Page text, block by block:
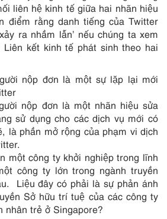
liên hệ kinh tế giữa hai nhãn hiệu
điểm rằng danh tiếng của Twitter
ra nhầm lẫn’ nếu chúng ta xem
kết kinh tế phát sinh theo hai
nộp đơn là một sự lặp lại mới
nộp đơn là một nhãn hiệu sửa
sử dụng cho các dịch vụ mới có
là phần mở rộng của phạm vi dịch
một công ty khởi nghiệp trong lĩnh
công ty lớn trong ngành truyền
Liệu đây có phải là sự phản ánh
Sở hữu trí tuệ của các công ty
nhân trẻ ở Singapore?